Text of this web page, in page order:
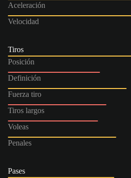
Aceleración
Velocidad
Tiros
Posición
Definición
Fuerza tiro
Tiros largos
Voleas
Penales
Pases